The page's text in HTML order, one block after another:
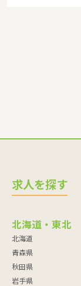
求人を探す
北海道・東北
北海道
青森県
秋田県
岩手県